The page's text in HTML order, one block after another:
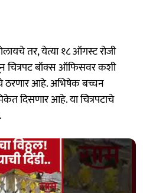
तर, येत्या १८ ऑगस्ट रोजी
चित्रपट बॉक्स ऑफिसवर कशी
ठरणार आहे. अभिषेक बच्चन
दिसणार आहे. या चित्रपटाचे